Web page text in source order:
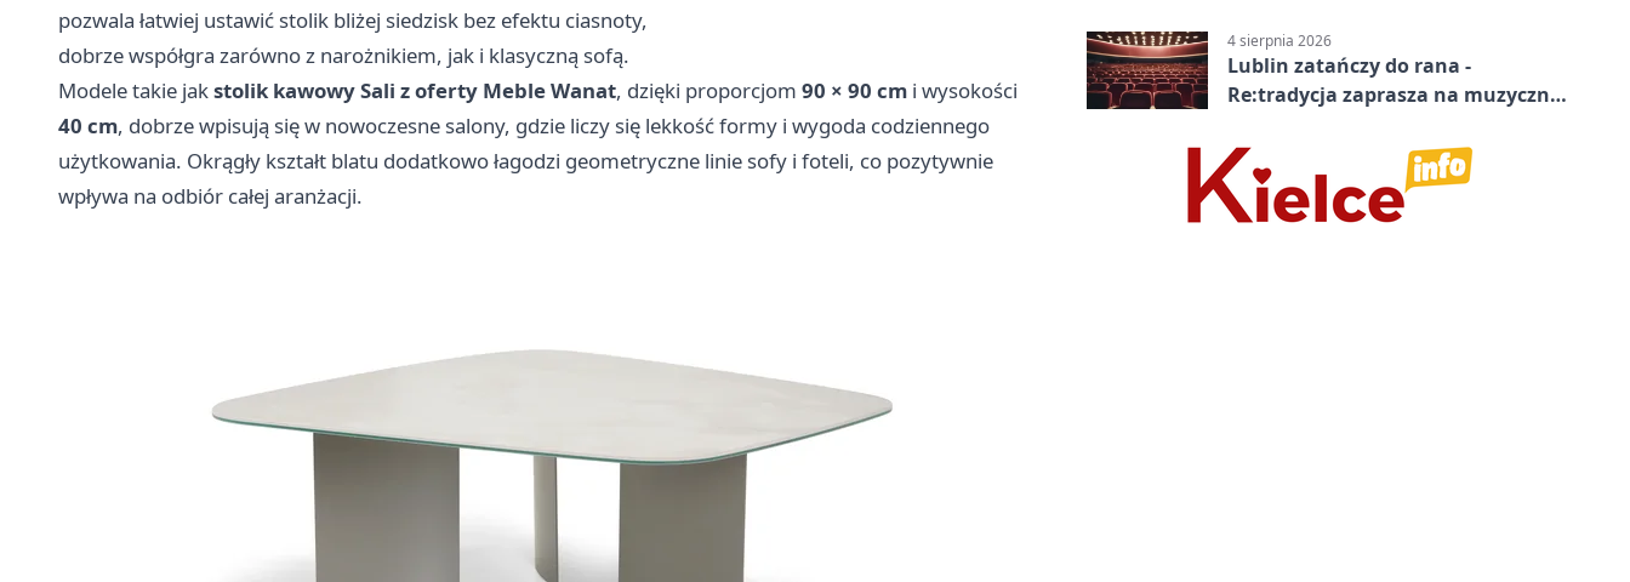
pozwala łatwiej ustawić stolik bliżej siedzisk bez efektu ciasnoty,
dobrze współgra zarówno z narożnikiem, jak i klasyczną sofą.
Modele takie jakstolik kawowy Sali z oferty Meble Wanat, dzięki proporcjom 90 × 90 cm i wysokości
40 cm, dobrze wpisują się w nowoczesne salony, gdzie liczy się lekkość formy i wygoda codziennego
użytkowania. Okrągły kształt blatu dodatkowo łagodzi geometryczne linie sofy i foteli, co pozytywnie
wpływa na odbiór całej aranżacji.
4 sierpnia 2026
Lublin zatańczy do rana -
Re:tradycja zaprasza na muzyczną